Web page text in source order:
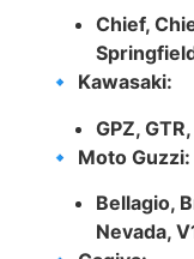
Chief,
🔹 Kawasaki:
GPZ,
🔹 Moto Guzzi:
Bellagio,
Nevada,